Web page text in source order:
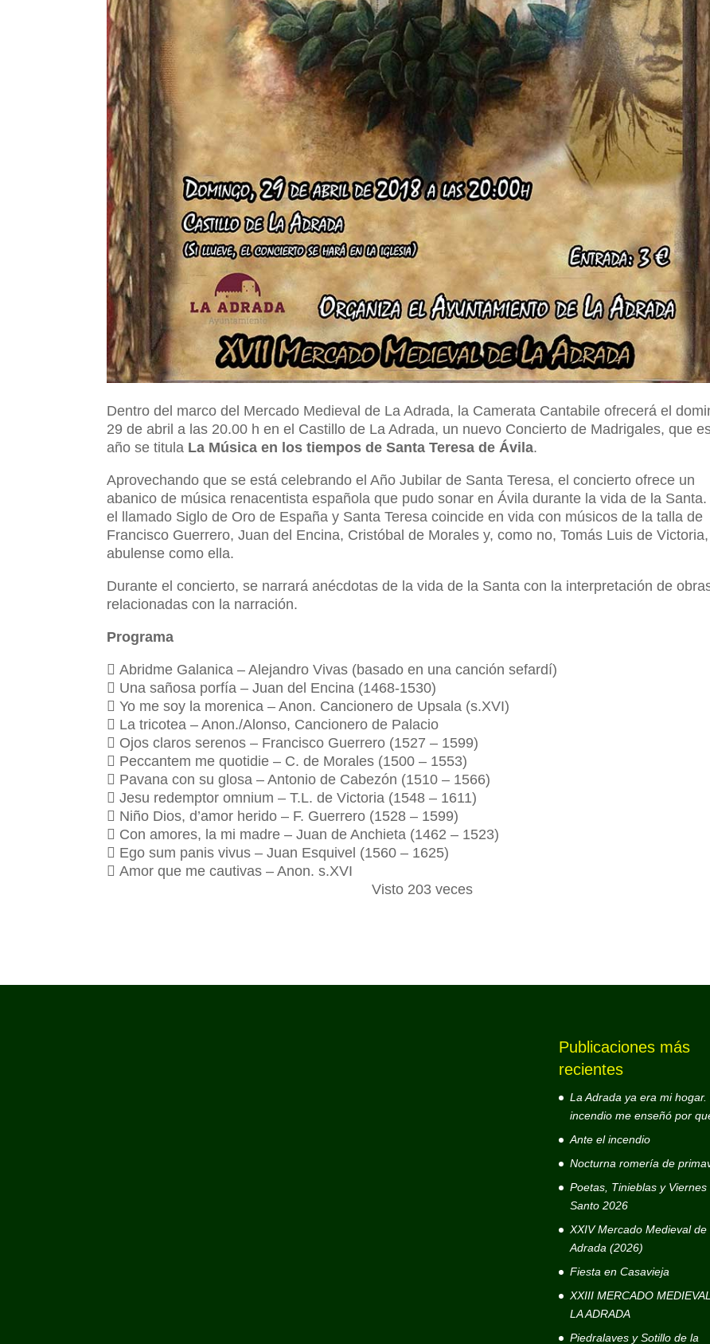
Dentro del marco del Mercado Medieval de La Adrada, la Camerata Cantabile ofrecerá el
29 de abril a las 20.00 h en el Castillo de La Adrada, un nuevo Concierto de Madrigales, que
año se titula La Música en los tiempos de Santa Teresa de Ávila.
Aprovechando que se está celebrando el Año Jubilar de Santa Teresa, el concierto ofrece un
abanico de música renacentista española que pudo sonar en Ávila durante la vida de la Santa.
el llamado Siglo de Oro de España y Santa Teresa coincide en vida con músicos de la talla de
Francisco Guerrero, Juan del Encina, Cristóbal de Morales y, como no, Tomás Luis de Victoria,
abulense como ella.
Durante el concierto, se narrará anécdotas de la vida de la Santa con la interpretación de
relacionadas con la narración.
Programa
 Abridme Galanica – Alejandro Vivas (basado en una canción sefardí)
 Una sañosa porfía – Juan del Encina (1468-1530)
 Yo me soy la morenica – Anon. Cancionero de Upsala (s.XVI)
 La tricotea – Anon./Alonso, Cancionero de Palacio
 Ojos claros serenos – Francisco Guerrero (1527 – 1599)
 Peccantem me quotidie – C. de Morales (1500 – 1553)
 Pavana con su glosa – Antonio de Cabezón (1510 – 1566)
 Jesu redemptor omnium – T.L. de Victoria (1548 – 1611)
 Niño Dios, d’amor herido – F. Guerrero (1528 – 1599)
 Con amores, la mi madre – Juan de Anchieta (1462 – 1523)
 Ego sum panis vivus – Juan Esquivel (1560 – 1625)
 Amor que me cautivas – Anon. s.XVI
Visto 203 veces
Publicaciones más
recientes
La Adrada ya era mi hogar.
incendio me enseñó por
Ante el incendio
Nocturna romería de
Poetas, Tinieblas y Viernes
Santo 2026
XXIV Mercado Medieval de
Adrada (2026)
Fiesta en Casavieja
XXIII MERCADO
LA ADRADA
Piedralaves y Sotillo de la